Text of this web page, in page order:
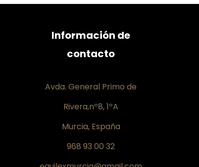
Información de
contacto
Avda. General Primo de
Rivera,nº8, 1ºA
Murcia, España
968 93 00 32